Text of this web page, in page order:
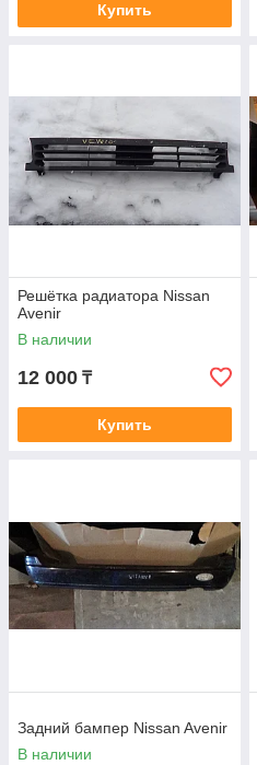
Купить
Решётка радиатора Nissan
Avenir
В наличии
12 000 ₸
Купить
Задний бампер Nissan Avenir
В наличии